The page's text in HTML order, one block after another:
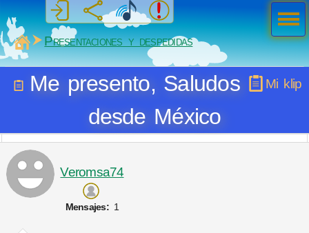
MiSabueso
Presentaciones y despedidas
Mi klip
Me presento, Saludos
desde México
Veromsa74
Mensajes:1
Men
ú